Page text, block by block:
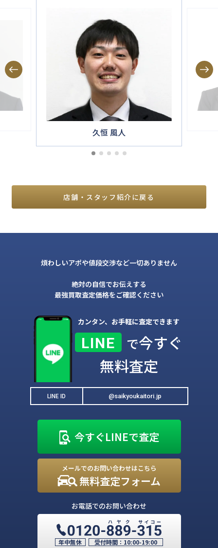
久恒 風人
店舗・スタッフ紹介に戻る
煩わしいアポや値段交渉など一切ありません
絶対の自信でお伝えする
最強買取査定価格をご確認ください
カンタン、お手軽に査定できます
LINE で今すぐ
無料査定
LINE ID @saikyoukaitori.jp
今すぐLINEで査定
メールでのお問い合わせはこちら
無料査定フォーム
お電話でのお問い合わせ
年中無休 受付時間： 10:00-19:00